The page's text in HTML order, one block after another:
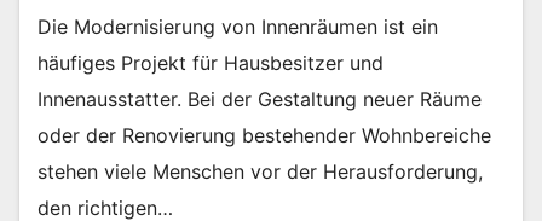
Die Modernisierung von Innenräumen ist ein
häufiges Projekt für Hausbesitzer und
Innenausstatter. Bei der Gestaltung neuer Räume
oder der Renovierung bestehender Wohnbereiche
stehen viele Menschen vor der Herausforderung,
den richtigen…